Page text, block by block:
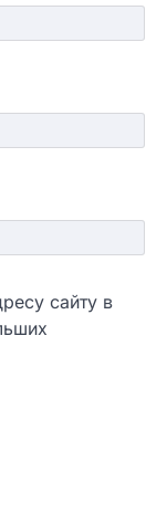
сайту в